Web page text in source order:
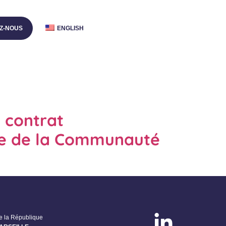
NOUS ENGLISH
contrat
de la Communauté
la République